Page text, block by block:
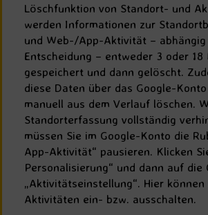
Löschfunktion von Standort- und
werden Informationen zur
und Web-/App-Aktivität –
Entscheidung – entweder 3 oder 18
gespeichert und dann gelöscht.
diese Daten über das Google-
manuell aus dem Verlauf löschen.
Standorterfassung vollständig
müssen Sie im Google-Konto die
App-Aktivität“ pausieren. Klicken
Personalisierung“ und dann auf die
„Aktivitätseinstellung“. Hier können
Aktivitäten ein- bzw. ausschalten.